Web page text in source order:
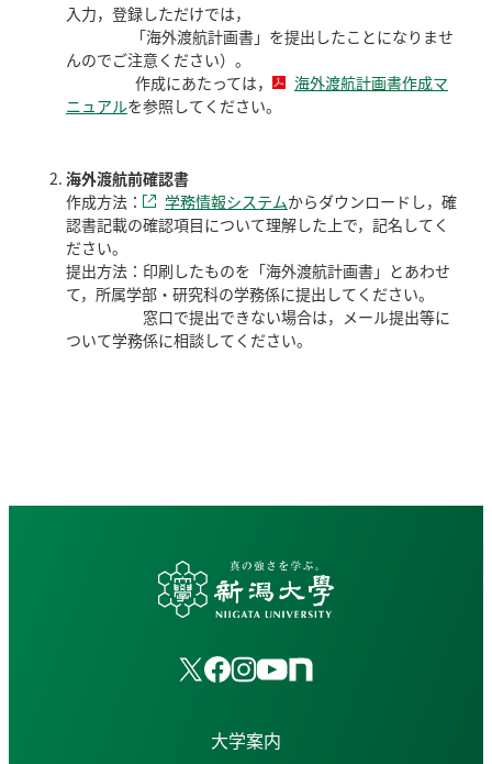
入力，登録しただけでは，
「海外渡航計画書」を提出したことになりませ
んのでご注意ください）。
作成にあたっては，
海外渡航計画書作成マ
ニュアルを参照してください。
海外渡航前確認書
作成方法：
学務情報システムからダウンロードし，確
認書記載の確認項目について理解した上で，記名してく
ださい。
提出方法：印刷したものを「海外渡航計画書」とあわせ
て，所属学部・研究科の学務係に提出してください。
窓口で提出できない場合は，メール提出等に
ついて学務係に相談してください。
大学案内